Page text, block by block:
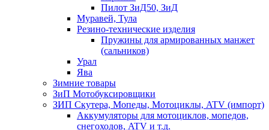
Пилот ЗиД50, ЗиД
Муравей, Тула
Резино-технические изделия
Пружины для армированных манжет
(сальников)
Урал
Ява
Зимние товары
ЗиП Мотобуксировщики
ЗИП Скутера, Мопеды, Мотоциклы, ATV (импорт)
Аккумуляторы для мотоциклов, мопедов,
снегоходов, ATV и т.д.